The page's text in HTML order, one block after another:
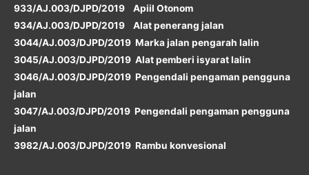
933/AJ.003/DJPD/2019 Apiil Otonom
934/AJ.003/DJPD/2019 Alat penerang jalan
3044/AJ.003/DJPD/2019 Marka jalan pengarah lalin
3045/AJ.003/DJPD/2019 Alat pemberi isyarat lalin
3046/AJ.003/DJPD/2019 Pengendali pengaman pengguna
jalan
3047/AJ.003/DJPD/2019 Pengendali pengaman pengguna
jalan
3982/AJ.003/DJPD/2019 Rambu konvesional